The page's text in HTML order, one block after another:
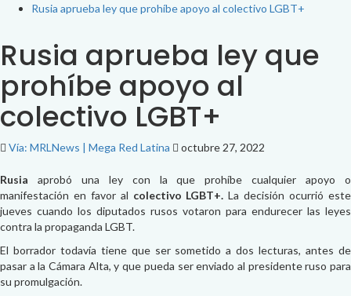
Rusia aprueba ley que prohíbe apoyo al colectivo LGBT+
Rusia aprueba ley que
prohíbe apoyo al
colectivo LGBT+
Vía: MRLNews | Mega Red Latina octubre 27, 2022
Rusia aprobó una ley con la que prohíbe cualquier apoyo o
manifestación en favor al colectivo LGBT+. La decisión ocurrió este
jueves cuando los diputados rusos votaron para endurecer las leyes
contra la propaganda LGBT.
El borrador todavía tiene que ser sometido a dos lecturas, antes de
pasar a la Cámara Alta, y que pueda ser enviado al presidente ruso para
su promulgación.